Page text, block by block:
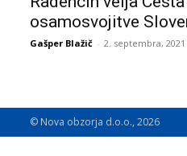
osamosvojitve
Gašper Blažič - 2. septembra, 2021
© Nova obzorja d.o.o., 2026